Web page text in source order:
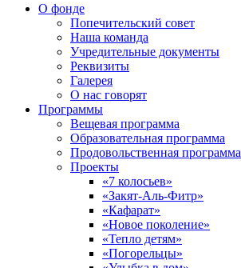
О фонде
Попечительский совет
Наша команда
Учредительные документы
Реквизиты
Галерея
О нас говорят
Программы
Вещевая программа
Образовательная программа
Продовольственная программа
Проекты
«7 колосьев»
«Закят-Аль-Фитр»
«Кафарат»
«Новое поколение»
«Тепло детям»
«Погорельцы»